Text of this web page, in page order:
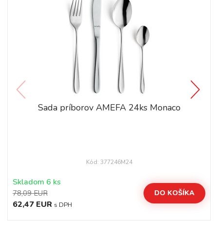
Sada príborov AMEFA 24ks Monaco
Kód: 377246M24
Skladom 6 ks
78,09 EUR
62,47 EUR s DPH
DO KOŠÍKA